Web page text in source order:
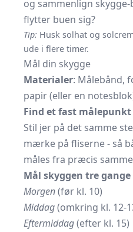
og sammenlign
flytter buen sig?
Tip: Husk solhat og
ude i flere timer.
Mål din skygge
Materialer: Målebånd,
papir (eller en
Find et fast målepunkt
Stil jer på det samme
mærke på fliserne - så
måles fra præcis
Mål skyggen tre gange
Morgen(før kl. 10)
Middag(omkring kl. 12-
Eftermiddag(efter kl. 15)